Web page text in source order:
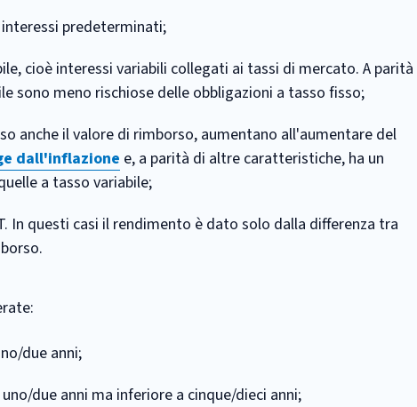
predeterminati;
cioè interessi variabili collegati ai tassi di mercato. A parità
sono meno rischiose delle obbligazioni a tasso fisso;
anche il valore di rimborso, aumentano all'aumentare del
dall'inflazione e, a parità di altre caratteristiche, ha un
a tasso variabile;
In questi casi il rendimento è dato solo dalla differenza tra
due anni;
due anni ma inferiore a cinque/dieci anni;